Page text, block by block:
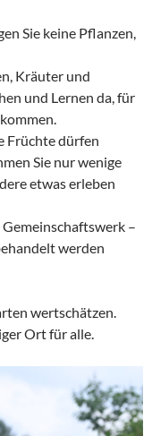
Sie keine Pflanzen,
Kräuter und
und Lernen da, für
Früchte dürfen
Sie nur wenige
etwas erleben
–
werden
wertschätzen.
Ort für alle.